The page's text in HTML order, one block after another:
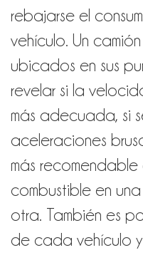
rebajarse el
vehículo. Un
ubicados en sus
revelar si la
más adecuada, si
aceleraciones
más
combustible en
otra. También es
de cada vehículo